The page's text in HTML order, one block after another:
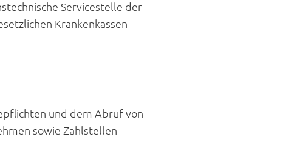
Servicestelle der
Krankenkassen
und dem Abruf von
sowie Zahlstellen